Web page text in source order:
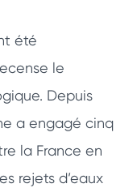
été
le
Depuis
a engagé cinq
la France en
rejets d’eaux